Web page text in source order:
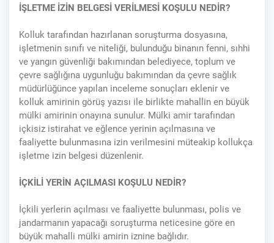
İŞLETME İZİN BELGESİ VERİLMESİ KOŞULU NEDİR?
Kolluk tarafından hazırlanan soruşturma dosyasına,
işletmenin sınıfı ve niteliği, bulunduğu binanın fenni, sıhhi
ve yangın güvenliği bakımından belediyece, toplum ve
çevre sağlığına uygunluğu bakımından da çevre sağlık
müdürlüğünce yapılan inceleme sonuçları eklenir ve
kolluk amirinin görüş yazısı ile birlikte mahallin en büyük
mülki amirinin onayına sunulur. Mülki amir tarafından
içkisiz istirahat ve eğlence yerinin açılmasına ve
faaliyette bulunmasına izin verilmesini müteakip kollukça
işletme izin belgesi düzenlenir.
İÇKİLİ YERİN AÇILMASI KOŞULU NEDİR?
İçkili yerlerin açılması ve faaliyette bulunması, polis ve
jandarmanın yapacağı soruşturma neticesine göre en
büyük mahalli mülki amirin iznine bağlıdır.